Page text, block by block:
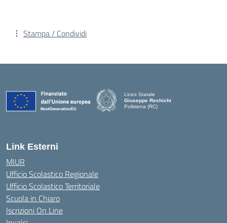
Stampa / Condividi
Liceo Statale
Giuseppe Rechichi
Polistena (RC)
Link Esterni
MIUR
Ufficio Scolastico Regionale
Ufficio Scolastico Territoriale
Scuola in Chiaro
Iscrizioni On Line